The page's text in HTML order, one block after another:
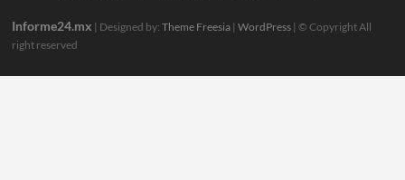
Informe24.mx | Designed by:Theme Freesia |WordPress | © Copyright All
right reserved